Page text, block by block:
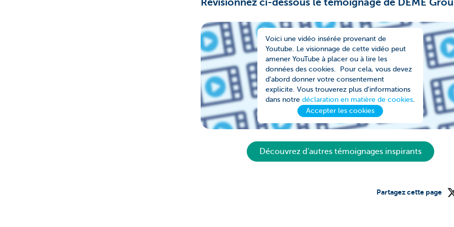
Voici une vidéo insérée provenant de
Youtube. Le visionnage de cette vidéo peut
amener YouTube à placer ou à lire les
données des cookies. Pour cela, vous devez
d'abord donner votre consentement
explicite. Vous trouverez plus d'informations
dans notredéclaration en matière de cookies
Accepter les cookies
Découvrez d'autres témoignages inspirants
Partagez cette page